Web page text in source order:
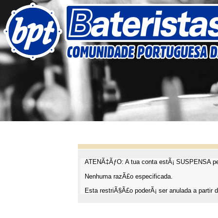
ATENÃ‡ÃƒO: A tua conta estÃ¡ SUSPENSA
Nenhuma razÃ£o especificada.
Esta restriÃ§Ã£o poderÃ¡ ser anulada a partir